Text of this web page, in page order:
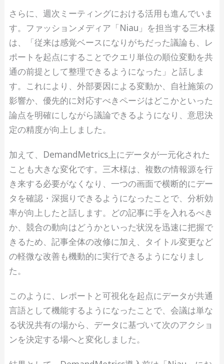
さらに、週次ミーティングにおける活用も進んでいま
す。ファッションメディア「Niau」を担当する三木様
は、「従来は感覚ベースになりがちだった議論も、レ
ポートを起点にすることでクエリ単位の順位変動を共
通の前提として整理できるようになった」と話しま
す。これにより、外部要因による変動か、自社施策の
影響か、優先的に対応すべきページはどこかといった
論点を明確にしながら議論できるようになり、意思決
定の精度が向上しました。
加えて、DemandMetrics上にデータが一元化された
ことも大きな変化です。三木様は、複数の情報源を行
き来する必要がなくなり、一つの画面で横断的にデー
タを確認・深掘りできるようになったことで、分析効
率が向上したと話します。どの記事に手を入れるべき
か、競合の動向はどうかといった状況を迅速に把握で
きるため、記事全体の改修に加え、タイトル変更など
の軽微な改善も機動的に実行できるようになりまし
た。
このように、レポートと可視化を起点にデータが共通
言語として機能するようになったことで、会議は単な
る状況共有の場から、データに基づいて次のアクショ
ンを決定する場へと変化しました。